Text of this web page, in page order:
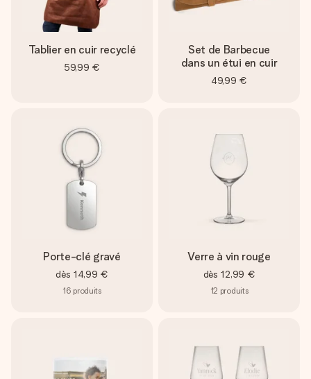
Tablier en cuir recyclé
59,99 €
Set de Barbecue
dans un étui en cuir
49,99 €
Porte-clé gravé
dès 14,99 €
16 produits
Verre à vin rouge
dès 12,99 €
12 produits